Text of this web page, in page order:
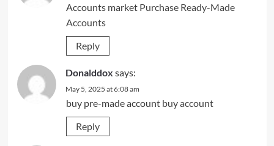
Accounts market Purchase Ready-Made
Accounts
Reply
Donalddox says:
May 5, 2025 at 6:08 am
buy pre-made account buy account
Reply